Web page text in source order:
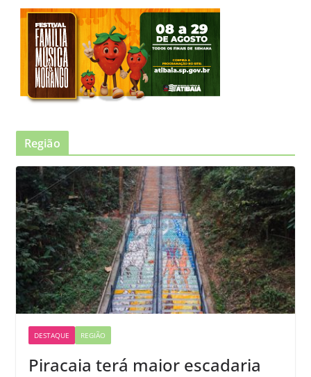
Região
DESTAQUE REGIÃO
Piracaia terá maior escadaria